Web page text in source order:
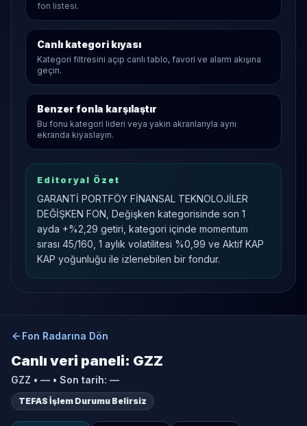
fon listesi.
Canlı kategori kıyası
Kategori filtresini açıp canlı tablo, favori ve alarm akışına
geçin.
Benzer fonla karşılaştır
Bu fonu kategori lideri veya yakın akranlarıyla aynı
ekranda kıyaslayın.
Editoryal Özet
GARANTİ PORTFÖY FİNANSAL TEKNOLOJİLER
DEĞİŞKEN FON, Değişken kategorisinde son 1
ayda +%2,29 getiri, kategori içinde momentum
sırası 45/160, 1 aylık volatilitesi %0,99 ve Aktif KAP
KAP yoğunluğu ile izlenebilen bir fondur.
Fon Radarına Dön
Canlı veri paneli: GZZ
GZZ • — • Son tarih: —
TEFAS İşlem Durumu Belirsiz